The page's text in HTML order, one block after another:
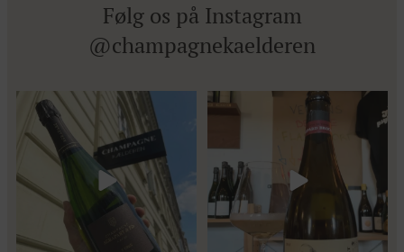
Følg os på Instagram
@champagnekaelderen
Kun 8 billetter tilbage til vores
fredagssmagning
...
Mød Gaspard Brochet 333.F Brut
Nature: den du skal